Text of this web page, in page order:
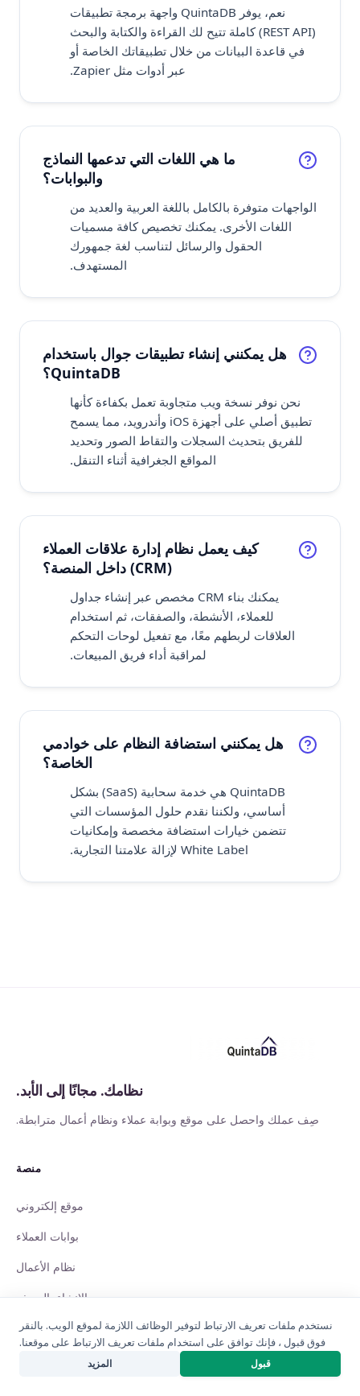
نعم، يوفر QuintaDB واجهة برمجة تطبيقات
(REST API) كاملة تتيح لك القراءة والكتابة والبحث
في قاعدة البيانات من خلال تطبيقاتك الخاصة أو
عبر أدوات مثل Zapier.
ما هي اللغات التي تدعمها النماذج
والبوابات؟
الواجهات متوفرة بالكامل باللغة العربية والعديد من
اللغات الأخرى. يمكنك تخصيص كافة مسميات
الحقول والرسائل لتناسب لغة جمهورك
المستهدف.
هل يمكنني إنشاء تطبيقات جوال باستخدام
QuintaDB؟
نحن نوفر نسخة ويب متجاوبة تعمل بكفاءة كأنها
تطبيق أصلي على أجهزة iOS وأندرويد، مما يسمح
للفريق بتحديث السجلات والتقاط الصور وتحديد
المواقع الجغرافية أثناء التنقل.
كيف يعمل نظام إدارة علاقات العملاء
(CRM) داخل المنصة؟
يمكنك بناء CRM مخصص عبر إنشاء جداول
للعملاء، الأنشطة، والصفقات، ثم استخدام
العلاقات لربطهم معًا، مع تفعيل لوحات التحكم
لمراقبة أداء فريق المبيعات.
هل يمكنني استضافة النظام على خوادمي
الخاصة؟
QuintaDB هي خدمة سحابية (SaaS) بشكل
أساسي، ولكننا نقدم حلول المؤسسات التي
تتضمن خيارات استضافة مخصصة وإمكانيات
White Label لإزالة علامتنا التجارية.
نظامك. مجانًا إلى الأبد.
صِف عملك واحصل على موقع وبوابة عملاء ونظام أعمال مترابطة.
منصة
موقع إلكتروني
بوابات العملاء
نظام الأعمال
الإنشاء بالوصف
QuintaChat
منشئ المشاريع بالذكاء الاصطناعي
نستخدم ملفات تعريف الارتباط لتوفير الوظائف اللازمة لموقع الويب. بالنقر
فوق قبول ، فإنك توافق على استخدام ملفات تعريف الارتباط على موقعنا.
قبول المزيد